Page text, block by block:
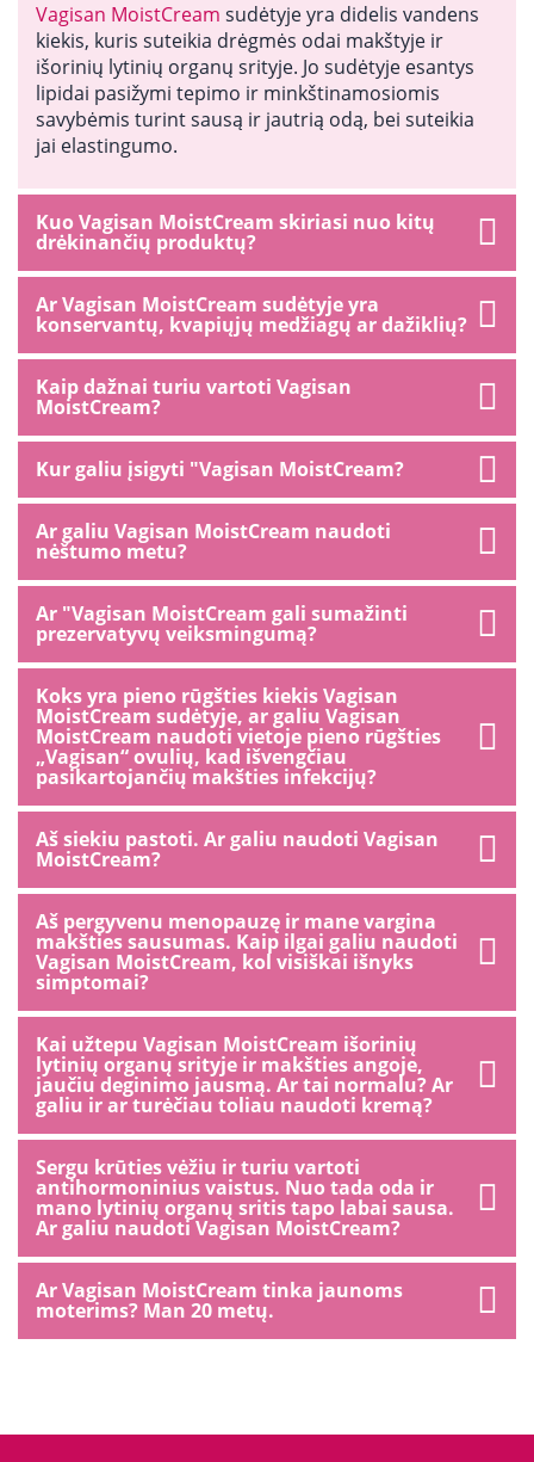
Vagisan MoistCream sudėtyje yra didelis vandens
kiekis, kuris suteikia drėgmės odai makštyje ir
išorinių lytinių organų srityje. Jo sudėtyje esantys
lipidai pasižymi tepimo ir minkštinamosiomis
savybėmis turint sausą ir jautrią odą, bei suteikia
jai elastingumo.
Kuo Vagisan MoistCream skiriasi nuo kitų
drėkinančių produktų?
Ar Vagisan MoistCream sudėtyje yra
konservantų, kvapiųjų medžiagų ar dažiklių?
Kaip dažnai turiu vartoti Vagisan
MoistCream?
Kur galiu įsigyti "Vagisan MoistCream?
Ar galiu Vagisan MoistCream naudoti
nėštumo metu?
Ar "Vagisan MoistCream gali sumažinti
prezervatyvų veiksmingumą?
Koks yra pieno rūgšties kiekis Vagisan
MoistCream sudėtyje, ar galiu Vagisan
MoistCream naudoti vietoje pieno rūgšties
„Vagisan“ ovulių, kad išvengčiau
pasikartojančių makšties infekcijų?
Aš siekiu pastoti. Ar galiu naudoti Vagisan
MoistCream?
Aš pergyvenu menopauzę ir mane vargina
makšties sausumas. Kaip ilgai galiu naudoti
Vagisan MoistCream, kol visiškai išnyks
simptomai?
Kai užtepu Vagisan MoistCream išorinių
lytinių organų srityje ir makšties angoje,
jaučiu deginimo jausmą. Ar tai normalu? Ar
galiu ir ar turėčiau toliau naudoti kremą?
Sergu krūties vėžiu ir turiu vartoti
antihormoninius vaistus. Nuo tada oda ir
mano lytinių organų sritis tapo labai sausa.
Ar galiu naudoti Vagisan MoistCream?
Ar Vagisan MoistCream tinka jaunoms
moterims? Man 20 metų.